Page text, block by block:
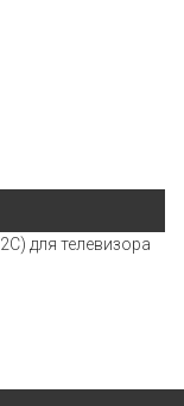
для телевизора